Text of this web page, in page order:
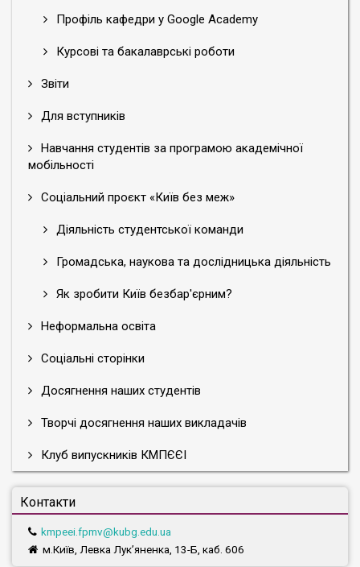
Профіль кафедри у Google Academy
Курсові та бакалаврські роботи
Звіти
Для вступників
Навчання студентів за програмою академічної
мобільності
Соціальний проєкт «Київ без меж»
Діяльність студентської команди
Громадська, наукова та дослідницька діяльність
Як зробити Київ безбар'єрним?
Неформальна освіта
Соціальні сторінки
Досягнення наших студентів
Творчі досягнення наших викладачів
Клуб випускників КМПЄЄІ
Контакти
kmpeei.fpmv@kubg.edu.ua
м.Київ, Левка Лук’яненка, 13-Б, каб. 606